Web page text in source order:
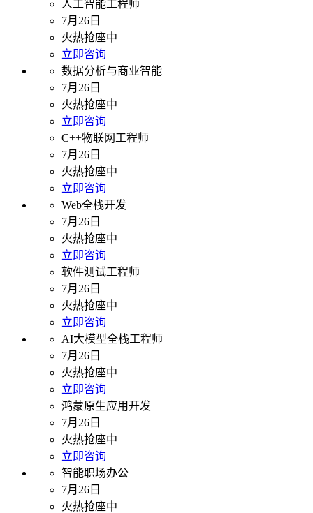
人工智能工程师
7月26日
火热抢座中
立即咨询
数据分析与商业智能
7月26日
火热抢座中
立即咨询
C++物联网工程师
7月26日
火热抢座中
立即咨询
Web全栈开发
7月26日
火热抢座中
立即咨询
软件测试工程师
7月26日
火热抢座中
立即咨询
AI大模型全栈工程师
7月26日
火热抢座中
立即咨询
鸿蒙原生应用开发
7月26日
火热抢座中
立即咨询
智能职场办公
7月26日
火热抢座中